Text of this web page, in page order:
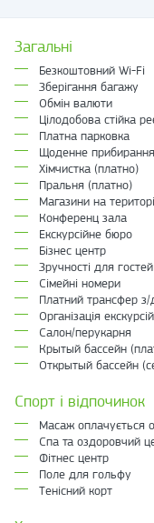
Загальні
Безкоштовний Wi-Fi
Зберігання багажу
Обмін валюти
Цілодобова стійка
Платна парковка
Щоденне прибирання
Хімчистка (платно)
Пральня (платно)
Магазини на
Конференц зала
Екскурсійне бюро
Бізнес центр
Зручності для
Сімейні номери
Платний трансфер
Організація екскурсій
Салон/перукарня
Крытый бассейн
Открытый бассейн
Спорт і відпочинок
Масаж оплачується
Спа та оздоровчий
Фітнес центр
Поле для гольфу
Тенісний корт